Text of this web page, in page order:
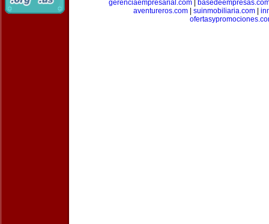
gerenciaempresarial.com|
aventureros.com| suinmobiliaria.com|